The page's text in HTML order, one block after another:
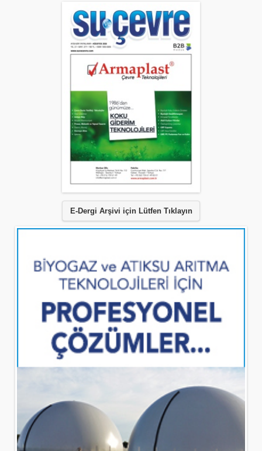
E-Dergi Arşivi için Lütfen Tıklayın